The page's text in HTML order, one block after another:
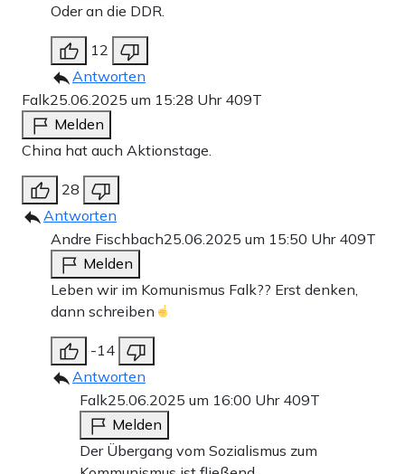
Oder an die DDR.
12
Antworten
Falk25.06.2025 um 15:28 Uhr 409T
Melden
China hat auch Aktionstage.
28
Antworten
Andre Fischbach25.06.2025 um 15:50 Uhr 409T
Melden
Leben wir im Komunismus Falk?? Erst denken,
dann schreiben
-14
Antworten
Falk25.06.2025 um 16:00 Uhr 409T
Melden
Der Übergang vom Sozialismus zum